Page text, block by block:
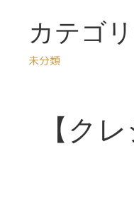
カテゴ
未分類
【ク